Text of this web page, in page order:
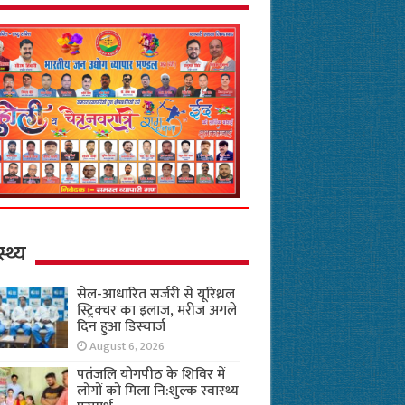
सेल-आधारित सर्जरी से यूरिथ्रल
स्ट्रिक्चर का इलाज, मरीज अगले
दिन हुआ डिस्चार्ज
August 6, 2026
पतंजलि योगपीठ के शिविर में
लोगों को मिला नि:शुल्क स्वास्थ्य